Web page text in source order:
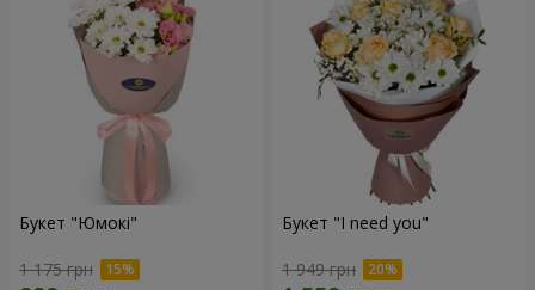
Букет "Юмокі"
1 175 грн
Букет "I need you"
1 949 грн